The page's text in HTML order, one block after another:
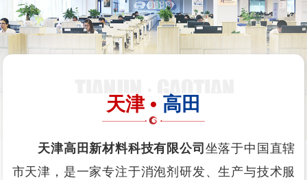
天津 • 高田
天津高田新材料科技有限公司 坐落于中国直辖
市天津，是一家专注于消泡剂研发、生产与技术服